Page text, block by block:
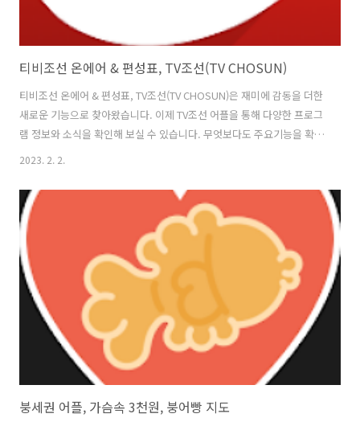
티비조선 온에어 & 편성표, TV조선(TV CHOSUN)
티비조선 온에어 & 편성표, TV조선(TV CHOSUN)은 재미에 감동을 더한
새로운 기능으로 찾아왔습니다. 이제 TV조선 어플을 통해 다양한 프로그
램 정보와 소식을 확인해 보실 수 있습니다. 무엇보다도 주요기능을 확인
해 보면, 홈 화면에서 TV조선에서 추천하는 다양한 프로그램 정보와 예
에어, 편성표, 온에어 플러스 페이지를 쉽게 이동하실 수 있도록 구성되
어 있습니다. 온에어에는 TV조선에서 방영중인 프로그램을 실시간으로
시청 하실 수 있으며, 온에어 채팅을 통해 실시간으로 의견을 남길 수도
있고, 온에어 플러스는의 실시간 방송과 별도로 온에어 플러스를 통해 다
양한 프로그램을 시청하실 수 있습니다. 티비조선 온에어 & 편성표, TV..
2023. 2. 2.
붕세권 어플, 가슴속 3천원, 붕어빵 지도